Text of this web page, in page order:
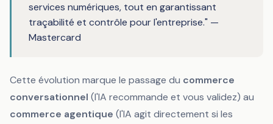
services numériques, tout en garantissant
traçabilité et contrôle pour l'entreprise." —
Mastercard
Cette évolution marque le passage du commerce
conversationnel (l'IA recommande et vous validez) au
commerce agentique (l'IA agit directement si les